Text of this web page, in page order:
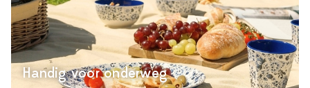
Handig voor onderweg